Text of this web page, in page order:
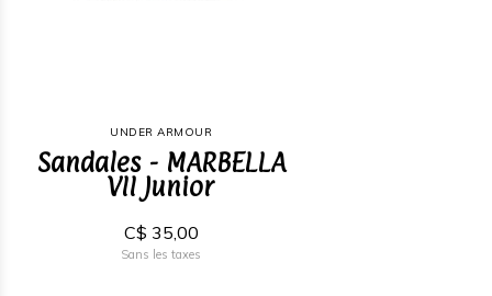
UNDER ARMOUR
Sandales - MARBELLA
VII Junior
C$ 35,00
Sans les taxes